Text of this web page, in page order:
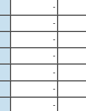
-
-
-
-
-
-
-